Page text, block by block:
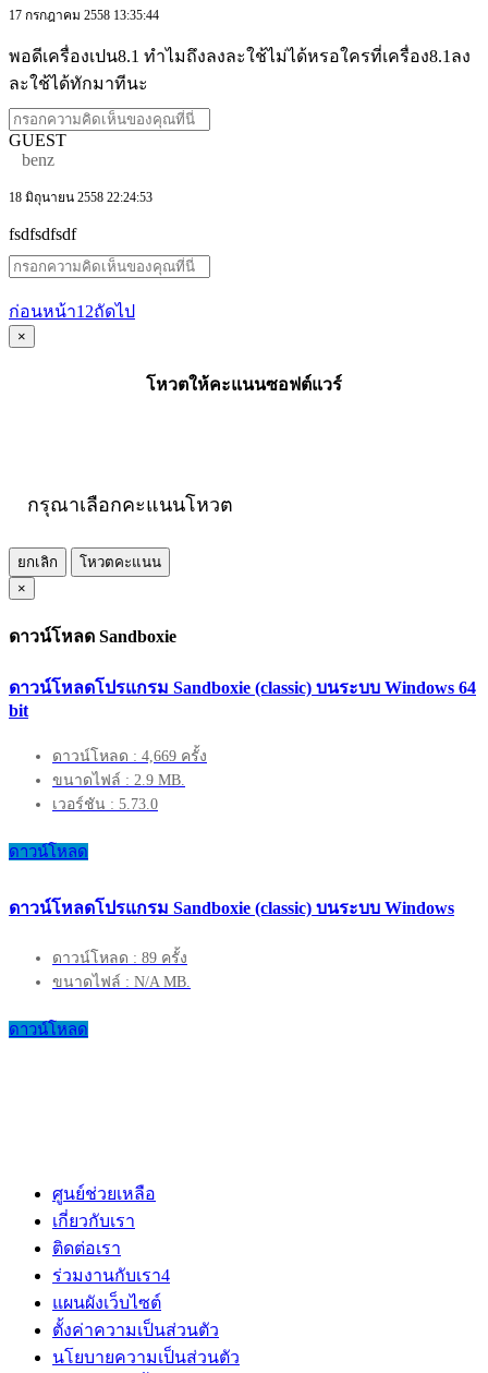
17 กรกฎาคม 2558 13:35:44
พอดีเครื่องเปน8.1 ทำไมถึงลงละใช้ไม่ได้หรอใครที่เครื่อง8.1ลง
ละใช้ได้ทักมาทีนะ
GUEST
benz
18 มิถุนายน 2558 22:24:53
fsdfsdfsdf
ก่อนหน้า1 2ถัดไป
×
โหวตให้คะแนนซอฟต์แวร์
กรุณาเลือกคะแนนโหวต
ยกเลิก
โหวตคะแนน
×
ดาวน์โหลด Sandboxie
ดาวน์โหลดโปรแกรม Sandboxie (classic) บนระบบ Windows 64
bit
ดาวน์โหลด : 4,669 ครั้ง
ขนาดไฟล์ : 2.9 MB.
เวอร์ชัน : 5.73.0
ดาวน์โหลด
ดาวน์โหลดโปรแกรม Sandboxie (classic) บนระบบ Windows
ดาวน์โหลด : 89 ครั้ง
ขนาดไฟล์ : N/A MB.
ดาวน์โหลด
ศูนย์ช่วยเหลือ
เกี่ยวกับเรา
ติดต่อเรา
ร่วมงานกับเรา4
แผนผังเว็บไซต์
ตั้งค่าความเป็นส่วนตัว
นโยบายความเป็นส่วนตัว